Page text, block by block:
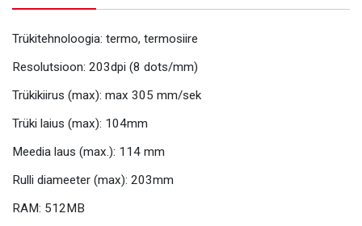
Trükitehnoloogia: termo, termosiire
Resolutsioon: 203dpi (8 dots/mm)
Trükikiirus (max): max 305 mm/sek
Trüki laius (max): 104mm
Meedia laus (max.): 114 mm
Rulli diameeter (max): 203mm
RAM: 512MB